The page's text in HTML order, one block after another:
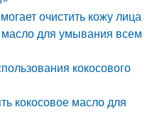
очистить кожу лица
для умывания всем
кокосового
кокосовое масло для